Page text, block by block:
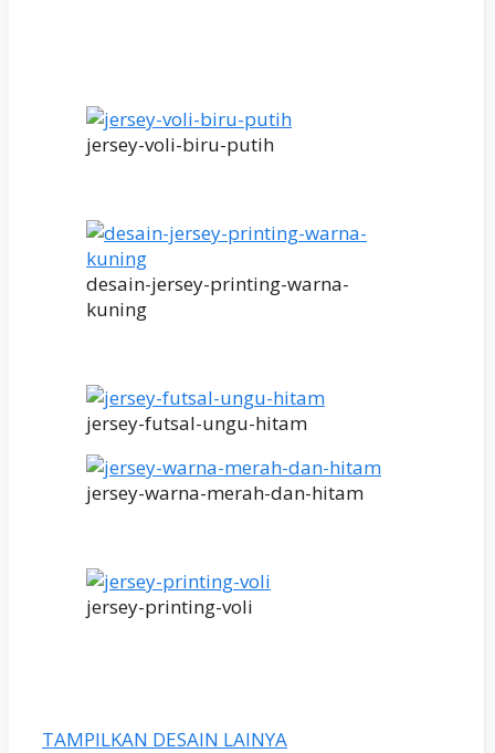
jersey-voli-biru-putih
desain-jersey-printing-warna-
kuning
jersey-futsal-ungu-hitam
jersey-warna-merah-dan-hitam
jersey-printing-voli
TAMPILKAN DESAIN LAINYA